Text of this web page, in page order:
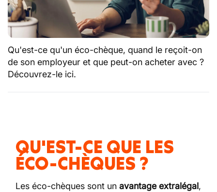
Qu'est-ce qu'un éco-chèque, quand le reçoit-on
de son employeur et que peut-on acheter avec ?
Découvrez-le ici.
QU'EST-CE QUE LES
ÉCO-CHÈQUES ?
Les éco-chèques sont un avantage extralégal,